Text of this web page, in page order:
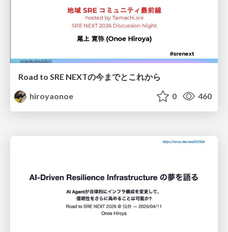
Road to SRE NEXTの今までとこれから
hiroyaonoe
0 460